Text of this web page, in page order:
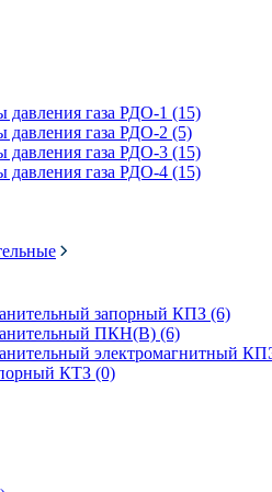
давления газа РДО-1 (15)
давления газа РДО-2 (5)
давления газа РДО-3 (15)
давления газа РДО-4 (15)
запорный КПЗ (6)
ПКН(В) (6)
электромагнитный
КТЗ (0)